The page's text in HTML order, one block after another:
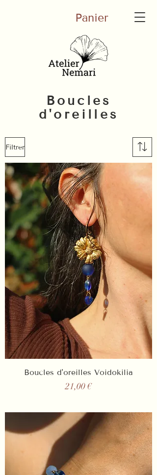
Panier
Boucles
d'oreilles
Filtrer
Boucles d'oreilles Voidokilia
Prix
21,00 €